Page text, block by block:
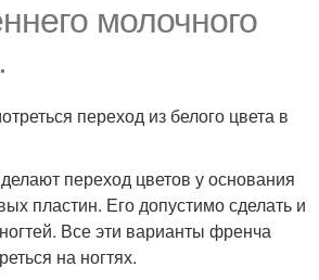
молочного
переход из белого цвета в
переход цветов у основания
пластин. Его допустимо сделать и
Все эти варианты френча
на ногтях.